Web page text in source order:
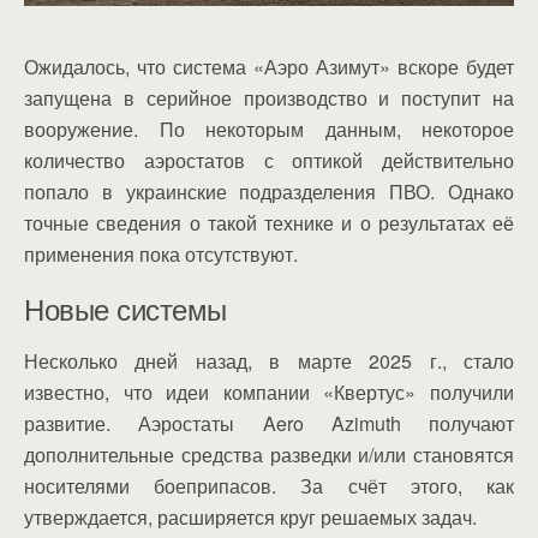
Ожидалось, что система «Аэро Азимут» вскоре будет
запущена в серийное производство и поступит на
вооружение. По некоторым данным, некоторое
количество аэростатов с оптикой действительно
попало в украинские подразделения ПВО. Однако
точные сведения о такой технике и о результатах её
применения пока отсутствуют.
Новые системы
Несколько дней назад, в марте 2025 г., стало
известно, что идеи компании «Квертус» получили
развитие. Аэростаты Aero Azimuth получают
дополнительные средства разведки и/или становятся
носителями боеприпасов. За счёт этого, как
утверждается, расширяется круг решаемых задач.